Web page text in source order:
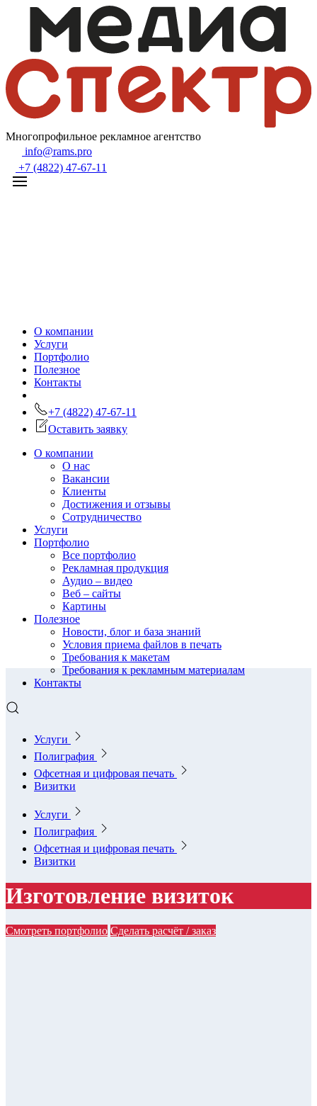
Многопрофильное рекламное агентство
info@rams.pro
+7 (4822) 47-67-11
О компании
Услуги
Портфолио
Полезное
Контакты
+7 (4822) 47-67-11
Оставить заявку
О компании
О нас
Вакансии
Клиенты
Достижения и отзывы
Сотрудничество
Услуги
Портфолио
Все портфолио
Рекламная продукция
Аудио – видео
Веб – сайты
Картины
Полезное
Новости, блог и база знаний
Условия приема файлов в печать
Требования к макетам
Требования к рекламным материалам
Контакты
Услуги
Полиграфия
Офсетная и цифровая печать
Визитки
Услуги
Полиграфия
Офсетная и цифровая печать
Визитки
Изготовление визиток
Смотреть портфолио Сделать расчёт / заказ